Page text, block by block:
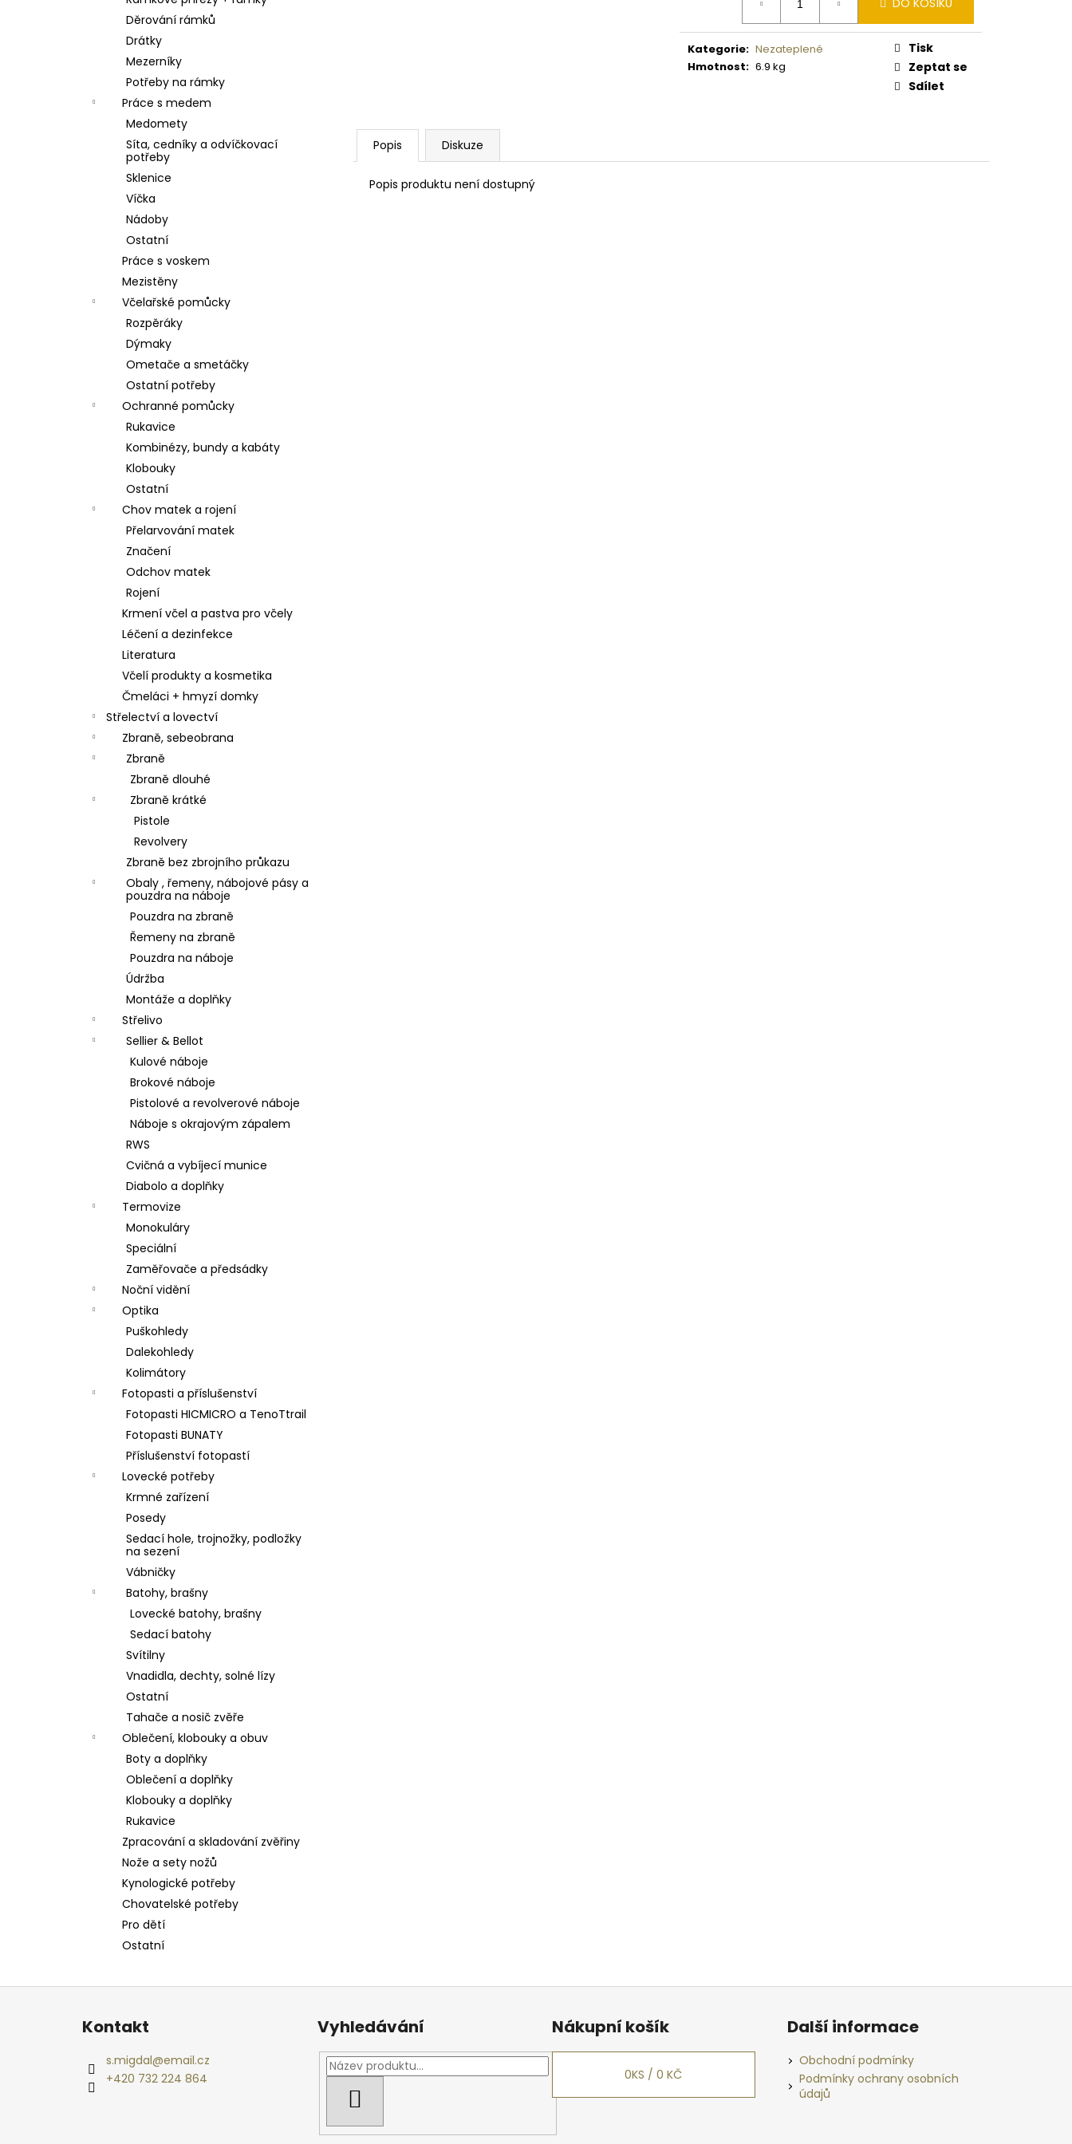
Děrování rámků
Drátky
Mezerníky
Potřeby na rámky
Práce s medem
Medomety
Síta, cedníky a odvíčkovací
potřeby
Sklenice
Víčka
Nádoby
Ostatní
Práce s voskem
Mezistěny
Včelařské pomůcky
Rozpěráky
Dýmaky
Ometače a smetáčky
Ostatní potřeby
Ochranné pomůcky
Rukavice
Kombinézy, bundy a kabáty
Klobouky
Ostatní
Chov matek a rojení
Přelarvování matek
Značení
Odchov matek
Rojení
Krmení včel a pastva pro včely
Léčení a dezinfekce
Literatura
Včelí produkty a kosmetika
Čmeláci + hmyzí domky
Střelectví a lovectví
Zbraně, sebeobrana
Zbraně
Zbraně dlouhé
Zbraně krátké
Pistole
Revolvery
Zbraně bez zbrojního průkazu
Obaly , řemeny, nábojové pásy a
pouzdra na náboje
Pouzdra na zbraně
Řemeny na zbraně
Pouzdra na náboje
Údržba
Montáže a doplňky
Střelivo
Sellier & Bellot
Kulové náboje
Brokové náboje
Pistolové a revolverové náboje
Náboje s okrajovým zápalem
RWS
Cvičná a vybíjecí munice
Diabolo a doplňky
Termovize
Monokuláry
Speciální
Zaměřovače a předsádky
Noční vidění
Optika
Puškohledy
Dalekohledy
Kolimátory
Fotopasti a příslušenství
Fotopasti HICMICRO a TenoTtrail
Fotopasti BUNATY
Příslušenství fotopastí
Lovecké potřeby
Krmné zařízení
Posedy
Sedací hole, trojnožky, podložky
na sezení
Vábničky
Batohy, brašny
Lovecké batohy, brašny
Sedací batohy
Svítilny
Vnadidla, dechty, solné lízy
Ostatní
Tahače a nosič zvěře
Oblečení, klobouky a obuv
Boty a doplňky
Oblečení a doplňky
Klobouky a doplňky
Rukavice
Zpracování a skladování zvěřiny
Nože a sety nožů
Kynologické potřeby
Chovatelské potřeby
Pro dětí
Ostatní
DO KOŠÍKU
Kategorie: Nezateplené
Hmotnost: 6.9 kg
Tisk
Zeptat se
Sdílet
Popis Diskuze
Popis produktu není dostupný
SKLENICE SVAZOVÁ VČELA 770ML BEZ CVIČNÁ MUNICE – PISTOLE KAL. .9 MM
Z
Kontakt
s.migdal@email.cz
+420 732 224 864
Vyhledávání Nákupní košík
0KS /0 KČ
Další informace
Obchodní podmínky
Podmínky ochrany osobních
údajů